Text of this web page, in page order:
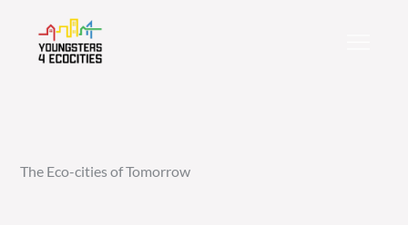
content
The Eco-cities of Tomorrow